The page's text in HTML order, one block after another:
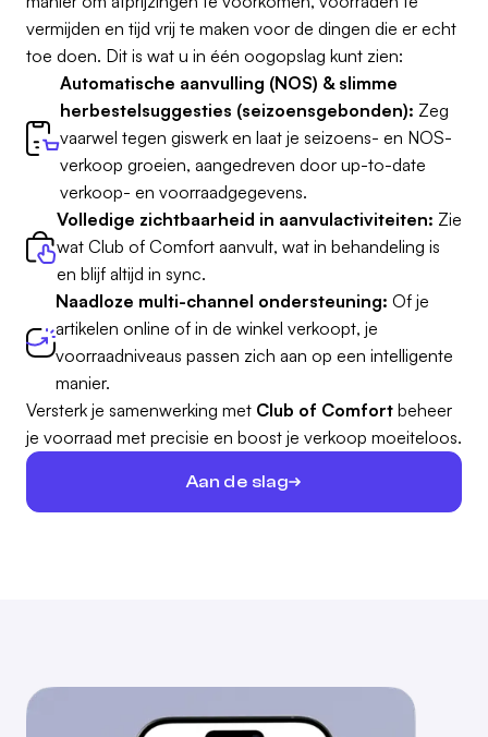
vermijden en tijd vrij te maken voor de dingen die er echt
toe doen. Dit is wat u in één oogopslag kunt zien:
Automatische aanvulling (NOS) & slimme
herbestelsuggesties (seizoensgebonden): Zeg
vaarwel tegen giswerk en laat je seizoens- en NOS-
verkoop groeien, aangedreven door up-to-date
verkoop- en voorraadgegevens.
Volledige zichtbaarheid in aanvulactiviteiten: Zie
wat Club of Comfort aanvult, wat in behandeling is
en blijf altijd in sync.
Naadloze multi-channel ondersteuning: Of je
artikelen online of in de winkel verkoopt, je
voorraadniveaus passen zich aan op een intelligente
manier.
Versterk je samenwerking met Club of Comfort beheer
je voorraad met precisie en boost je verkoop moeiteloos.
Aan de slag